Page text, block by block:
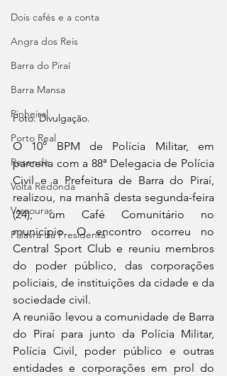
Dois cafés e a conta
Angra dos Reis
Barra do Piraí
Barra Mansa
Pinheiral
Porto Real
Resende
Volta Redonda
Vassouras
Palavra da Presidenta
Foto:
O 10° BPM de Polícia Militar, em
parceria com a 88ª Delegacia de Polícia
Civil e a Prefeitura de Barra do Piraí,
realizou, na manhã desta segunda-feira
(24), um Café Comunitário no
município. O encontro ocorreu no
Central Sport Club e reuniu membros
do poder público, das corporações
policiais, de instituições da cidade e da
sociedade civil.
A reunião levou a comunidade de Barra
do Piraí para junto da Polícia Militar,
Polícia Civil, poder público e outras
entidades e corporações em prol do